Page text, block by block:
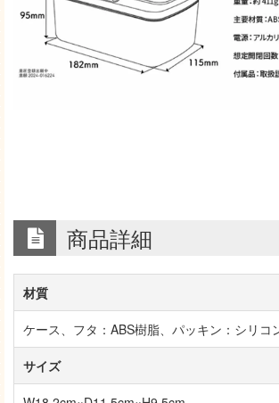
商品詳細
材質
ケース、フタ：ABS樹脂、パッキン：シリコ
サイズ